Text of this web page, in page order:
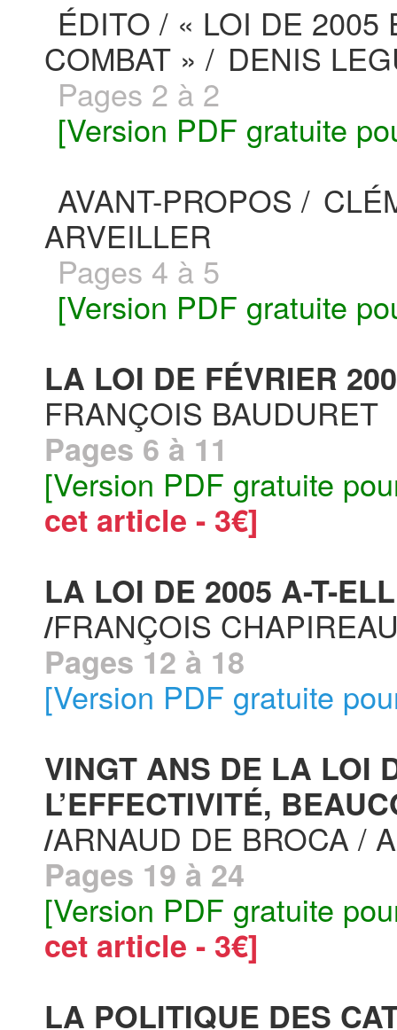
ÉDITO / « LOI DE 2005
COMBAT » / DENIS
Pages 2 à 2
[Version PDF gratuite
AVANT-PROPOS /
ARVEILLER
Pages 4 à 5
[Version PDF gratuite
LA LOI DE FÉVRIER
FRANÇOIS BAUDURET
Pages 6 à 11
[Version PDF gratuite
cet article - 3€]
LA LOI DE 2005 A-T-
/FRANÇOIS
Pages 12 à 18
[Version PDF gratuite
VINGT ANS DE LA LOI
L’EFFECTIVITÉ,
/ARNAUD DE BROCA /
Pages 19 à 24
[Version PDF gratuite
cet article - 3€]
LA POLITIQUE DES